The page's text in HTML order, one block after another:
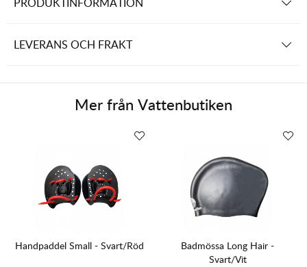
LEVERANS OCH FRAKT
Mer från Vattenbutiken
Handpaddel Small - Svart/Röd
Badmössa Long Hair -
Svart/Vit